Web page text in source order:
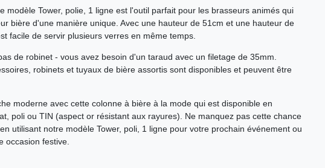
modèle Tower, polie, 1 ligne est l'outil parfait pour les brasseurs animés qui
bière d'une manière unique. Avec une hauteur de 51cm et une hauteur de
facile de servir plusieurs verres en même temps.
de robinet - vous avez besoin d'un taraud avec un filetage de 35mm.
robinets et tuyaux de bière assortis sont disponibles et peuvent être
moderne avec cette colonne à bière à la mode qui est disponible en
poli ou TIN (aspect or résistant aux rayures). Ne manquez pas cette chance
utilisant notre modèle Tower, poli, 1 ligne pour votre prochain événement ou
occasion festive.